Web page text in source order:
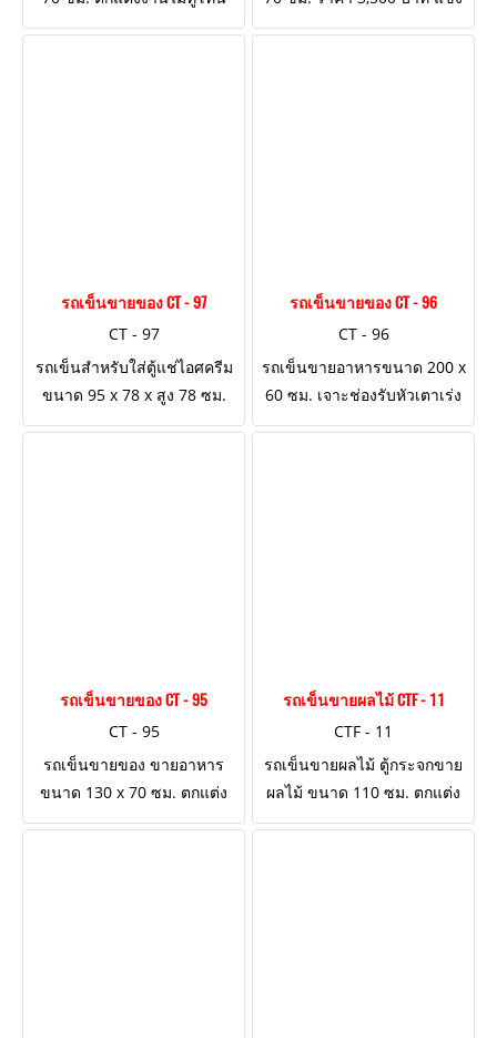
แรง ด้วยเหล็ก มอก.ทั้งตัว
รถเข็นขายของ CT - 97
CT - 97
รถเข็นสำหรับใส่ตู้แช่ไอศครีม
ขนาด 95 x 78 x สูง 78 ซม.
ตกแต่งงานไม้ ทำประตูผนังเพื่อ
รถเข็นขายของ CT - 96
CT - 96
รถเข็นขายอาหารขนาด 200 x
60 ซม. เจาะช่องรับหัวเตาเร่ง
KB-5 ผนังบังล้อติดไม้ 2 ด้าน
รถเข็นขายของ CT - 95
CT - 95
รถเข็นขายของ ขายอาหาร
ขนาด 130 x 70 ซม. ตกแต่ง
ด้วยงานไม้ทำสีโอ๊ค ปีกด้าน
รถเข็นขายผลไม้ CTF - 11
CTF - 11
รถเข็นขายผลไม้ ตู้กระจกขาย
ผลไม้ ขนาด 110 ซม. ตกแต่ง
งานไม้รอบคัน เพิ่มปีกด้านยาว